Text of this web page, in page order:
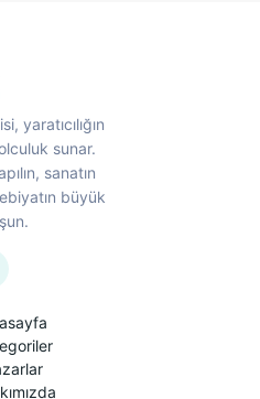
yaratıcılığın
sunar.
sanatın
büyük